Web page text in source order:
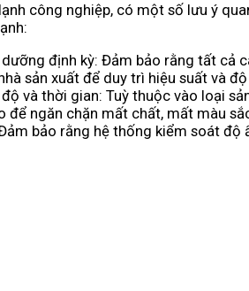
công nghiệp, có một số lưu ý
định kỳ: Đảm bảo rằng tất cả
sản xuất để duy trì hiệu suất và
và thời gian: Tuỳ thuộc vào loại
để ngăn chặn mất chất, mất màu
bảo rằng hệ thống kiểm soát